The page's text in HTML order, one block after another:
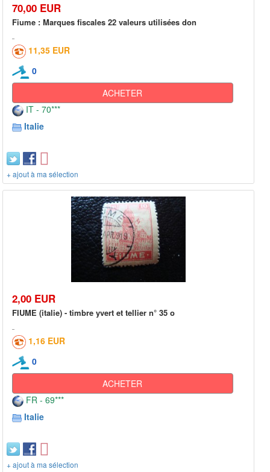
70,00 EUR
Fiume : Marques fiscales 22 valeurs utilisées don
11,35 EUR
0
ACHETER
IT - 70***
Italie
+ ajout à ma sélection
2,00 EUR
FIUME (italie) - timbre yvert et tellier n° 35 o
1,16 EUR
0
ACHETER
FR - 69***
Italie
+ ajout à ma sélection